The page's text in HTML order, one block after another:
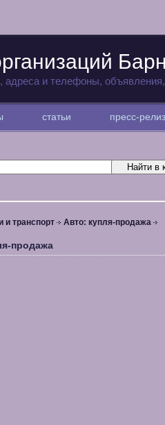
адреса и телефоны,
статьи пресс-
и транспорт Авто: купля-продажа
продажа